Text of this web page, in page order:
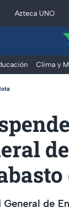
Azteca UNO
Clima y
General de